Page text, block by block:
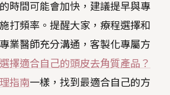
時間可能會加快，建議提早與專
打頻率。提醒大家，療程選擇和
業醫師充分溝通，客製化專屬方
擇適合自己的頭皮去角質產品？
指南一樣，找到最適合自己的方